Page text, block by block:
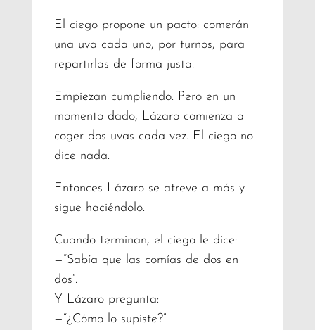
El ciego propone un pacto: comerán
una uva cada uno, por turnos, para
repartirlas de forma justa.
Empiezan cumpliendo. Pero en un
momento dado, Lázaro comienza a
coger dos uvas cada vez. El ciego no
dice nada.
Entonces Lázaro se atreve a más y
sigue haciéndolo.
Cuando terminan, el ciego le dice:
—“Sabía que las comías de dos en
dos”.
Y Lázaro pregunta:
—“¿Cómo lo supiste?”